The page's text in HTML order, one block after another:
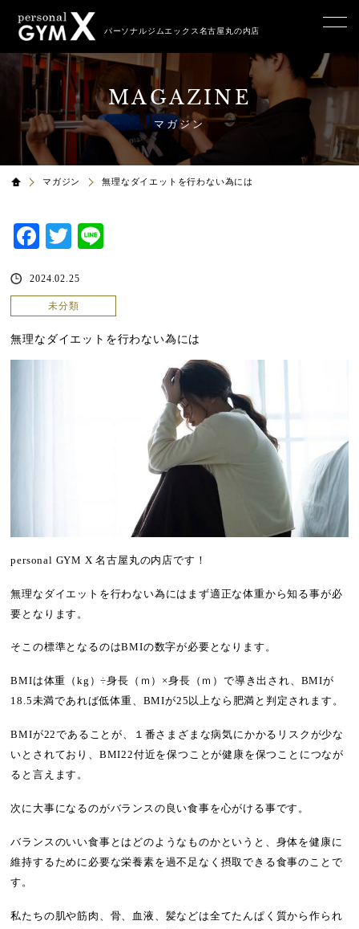
パーソナルジムエックス名古屋丸の内店
MAGAZINE
マガジン
マガジン 無理なダイエットを行わない為には
Facebook
Twitter
2024.02.25
未分類
無理なダイエットを行わない為には
personal GYM X 名古屋丸の内店です！
無理なダイエットを行わない為にはまず適正な体重から知る事が必
要となります。
そこの標準となるのはBMIの数字が必要となります。
BMIは体重（kg）÷身長（ｍ）×身長（ｍ）で導き出され、BMIが
18.5未満であれば低体重、BMIが25以上なら肥満と判定されます。
BMIが22であることが、１番さまざまな病気にかかるリスクが少な
いとされており、BMI22付近を保つことが健康を保つことにつなが
ると言えます。
次に大事になるのがバランスの良い食事を心がける事です。
バランスのいい食事とはどのようなものかというと、身体を健康に
維持するために必要な栄養素を過不足なく摂取できる食事のことで
す。
私たちの肌や筋肉、骨、血液、髪などは全てたんぱく質から作られ